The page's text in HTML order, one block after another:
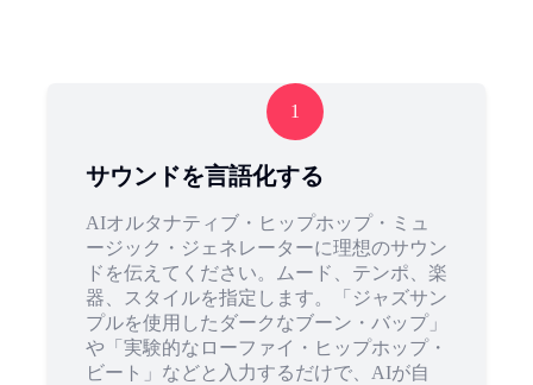
1
サウンドを言語化する
AIオルタナティブ・ヒップホップ・ミュ
ージック・ジェネレーターに理想のサウン
ドを伝えてください。ムード、テンポ、楽
器、スタイルを指定します。「ジャズサン
プルを使用したダークなブーン・バップ」
や「実験的なローファイ・ヒップホップ・
ビート」などと入力するだけで、AIが自